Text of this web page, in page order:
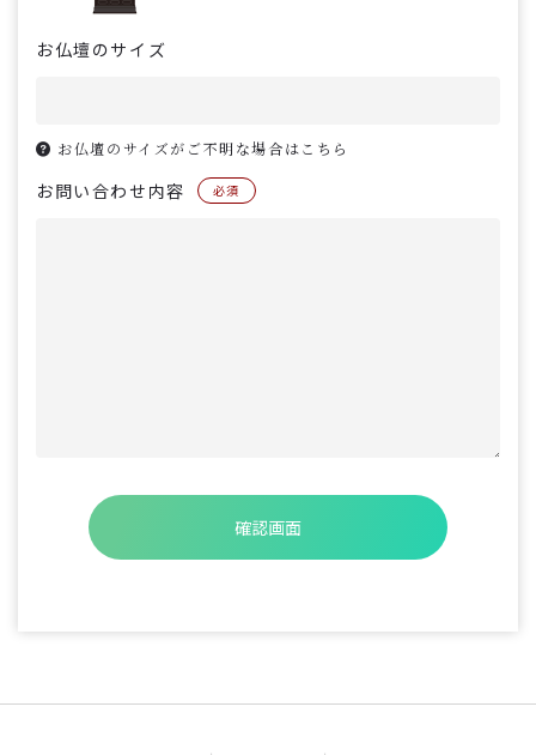
お仏壇のサイズ
お仏壇のサイズがご不明な場合はこちら
お問い合わせ内容 必須